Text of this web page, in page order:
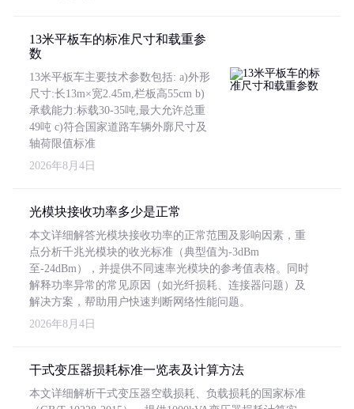
13米平板车的标准尺寸和载重参
数
13米平板车主要技术参数包括: a)外形
尺寸:长13m×宽2.45m,栏板高55cm b)
承载能力:标载30-35吨,最大允许总重
49吨 c)符合国家道路车辆外廓尺寸及
轴荷限值标准
2026年8月4日
光模块接收功率多少是正常
本文详细解答光模块接收功率的正常范围及影响因素，重
点分析千兆光模块的收光标准（典型值为-3dBm
至-24dBm），并提供不同速率光模块的参考值表格。同时
解释功率异常的常见原因（如光纤损耗、连接器问题）及
解决方案，帮助用户快速判断网络性能问题。
2026年8月4日
干式变压器损耗标准一览表及计算方法
本文详细解析干式变压器空载损耗、负载损耗的国家标准